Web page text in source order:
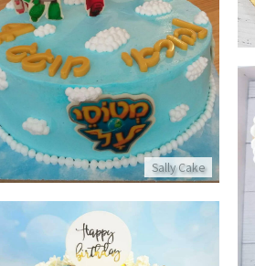
Sally Cake
עוגת יום הולדת מטוסי על
פרטים נוספים